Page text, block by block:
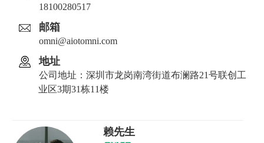
18100280517
邮箱
omni@aiotomni.com
地址
公司地址：深圳市龙岗南湾街道布澜路21号联创工
业区3期31栋11楼
赖先生